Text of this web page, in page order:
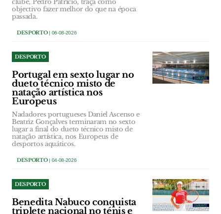
clube, Pedro Patrício, traça como
objectivo fazer melhor do que na época
passada.
DESPORTO| 06-08-2026
DESPORTO
Portugal em sexto lugar no
dueto técnico misto de
natação artística nos
Europeus
Nadadores portugueses Daniel Ascenso e
Beatriz Gonçalves terminaram no sexto
lugar a final do dueto técnico misto de
natação artística, nos Europeus de
desportos aquáticos.
DESPORTO| 04-08-2026
DESPORTO
Benedita Nabuco conquista
triplete nacional no ténis e